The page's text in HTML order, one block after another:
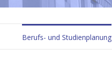
Berufs- und Studienplanung